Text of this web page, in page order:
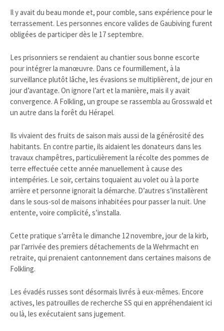
Il y avait du beau monde et, pour comble, sans expérience pour le
terrassement. Les personnes encore valides de Gaubiving furent
obligées de participer dès le 17 septembre.
Les prisonniers se rendaient au chantier sous bonne escorte
pour intégrer la manœuvre. Dans ce fourmillement, à la
surveillance plutôt lâche, les évasions se multiplièrent, de jour en
jour d’avantage. On ignore l’art et la manière, mais il y avait
convergence. A Folkling, un groupe se rassembla au Grosswald et
un autre dans la forêt du Hérapel.
Ils vivaient des fruits de saison mais aussi de la générosité des
habitants. En contre partie, ils aidaient les donateurs dans les
travaux champêtres, particulièrement la récolte des pommes de
terre effectuée cette année manuellement à cause des
intempéries. Le soir, certains toquaient au volet ou à la porte
arrière et personne ignorait la démarche. D’autres s’installèrent
dans le sous-sol de maisons inhabitées pour passer la nuit. Une
entente, voire complicité, s’installa.
Cette pratique s’arrêta le dimanche 12 novembre, jour de la kirb,
par l’arrivée des premiers détachements de la Wehrmacht en
retraite, qui prenaient cantonnement dans certaines maisons de
Folkling.
Les évadés russes sont désormais livrés à eux-mêmes. Encore
actives, les patrouilles de recherche SS qui en appréhendaient ici
ou là, les exécutaient sans jugement.